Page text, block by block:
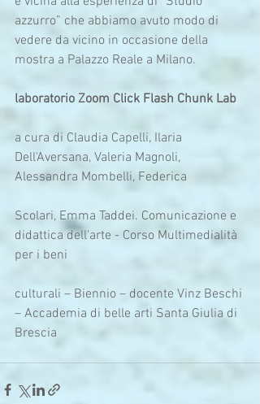
azzurro” che abbiamo avuto modo di
vedere da vicino in occasione della
mostra a Palazzo Reale a Milano.
laboratorio Zoom Click Flash Chunk Lab
a cura di Claudia Capelli, Ilaria
Dell'Aversana, Valeria Magnoli,
Alessandra Mombelli, Federica
Scolari, Emma Taddei. Comunicazione e
didattica dell'arte - Corso Multimedialità
per i beni
culturali – Biennio – docente Vinz Beschi
– Accademia di belle arti Santa Giulia di
Brescia